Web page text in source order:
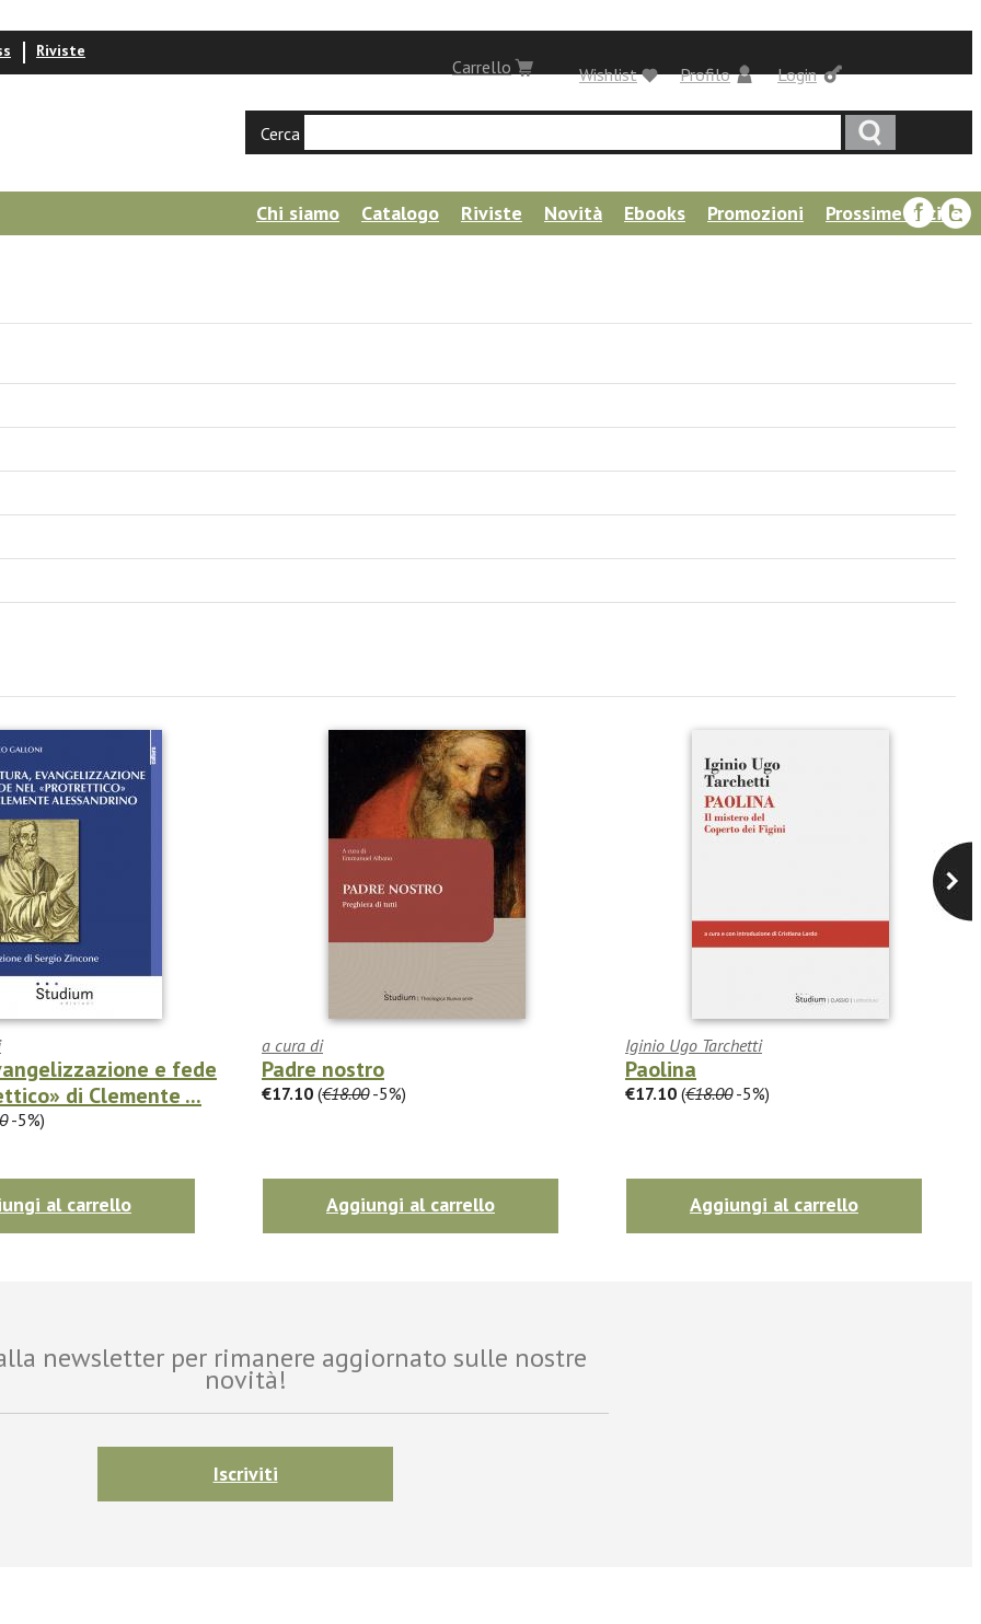
Login
Carrello
Riviste
Profilo
Wishlist
Cerca
Chi siamo Catalogo Riviste Novità Ebooks Promozioni
Prossime uscite
e fede
di Clemente ...
-5%)
al carrello
a cura di
Padre nostro
€17.10 (€18.00-5%)
Aggiungi al carrello
Iginio Ugo Tarchetti
Paolina
€17.10 (€18.00-5%)
Aggiungi al carrello
newsletter per rimanere aggiornato sulle nostre
novità!
Iscriviti